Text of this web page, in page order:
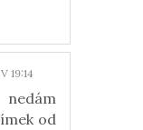
19:14
od